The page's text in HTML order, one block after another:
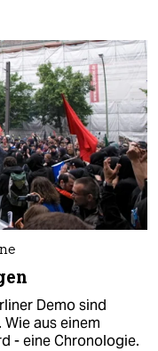
Demo sind
aus einem
- eine Chronologie.